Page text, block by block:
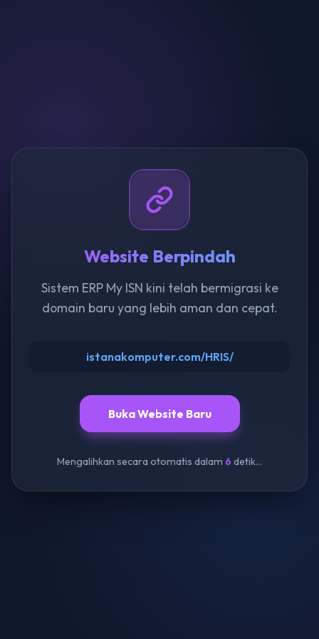
Website Berpindah
Sistem ERP My ISN kini telah bermigrasi ke
domain baru yang lebih aman dan cepat.
istanakomputer.com/HRIS/
Buka Website Baru
Mengalihkan secara otomatis dalam 6 detik...